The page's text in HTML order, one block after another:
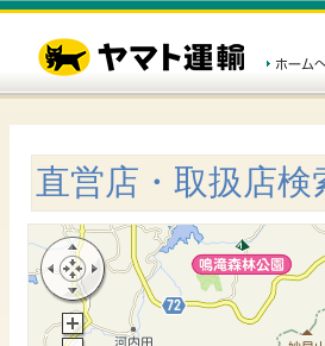
直営店・取扱店検